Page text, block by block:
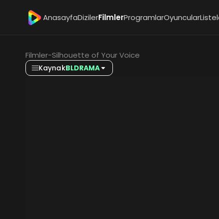
AnasayfaDizilerFilmlerProgramlarOyuncular
Filmler-Silhouette of Your Voice
KaynakBLDRAMA